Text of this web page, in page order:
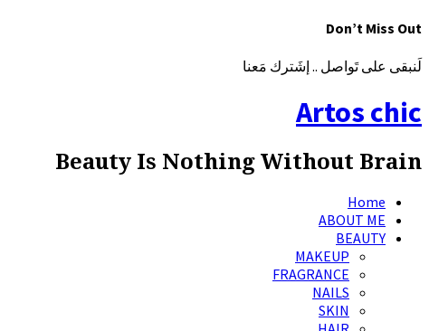
Don’t Miss Out
لَنبقى على تَواصل .. إشَترك مَعنا
Artos chic
Beauty Is Nothing Without Brain
Home
ABOUT ME
BEAUTY
MAKEUP
FRAGRANCE
NAILS
SKIN